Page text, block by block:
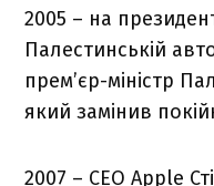
2005 – на
Палестинській
прем’єр-міністр
який замінив
2007 – CEO Apple